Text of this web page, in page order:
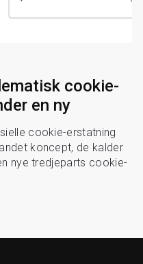
cookie-
en ny
cookie-erstatning
koncept, de kalder
nye tredjeparts cookie-